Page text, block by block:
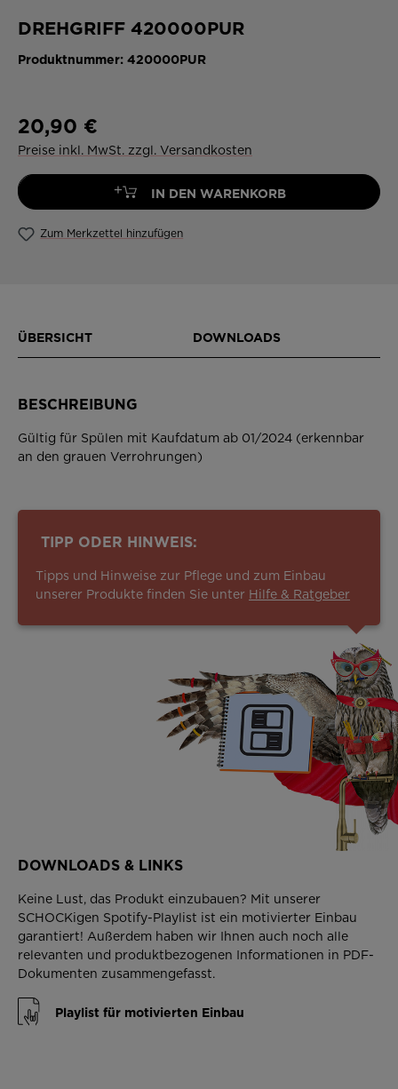
DREHGRIFF 420000PUR
Produktnummer: 420000PUR
20,90 €
Preise inkl. MwSt. zzgl. Versandkosten
+ IN DEN WARENKORB
Zum Merkzettel hinzufügen
ÜBERSICHT DOWNLOADS
BESCHREIBUNG
Gültig für Spülen mit Kaufdatum ab 01/2024 (erkennbar
an den grauen Verrohrungen)
TIPP ODER HINWEIS:
Tipps und Hinweise zur Pflege und zum Einbau
unserer Produkte finden Sie unter Hilfe & Ratgeber
DOWNLOADS & LINKS
Keine Lust, das Produkt einzubauen? Mit unserer
SCHOCKigen Spotify-Playlist ist ein motivierter Einbau
garantiert! Außerdem haben wir Ihnen auch noch alle
relevanten und produktbezogenen Informationen in PDF-
Dokumenten zusammengefasst.
Playlist für motivierten Einbau